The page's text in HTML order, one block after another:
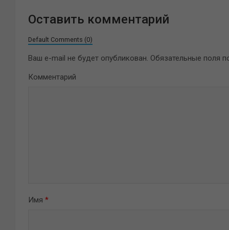
Оставить комментарий
Default Comments (0)
Ваш e-mail не будет опубликован. Обязательные поля
Комментарий
Имя *